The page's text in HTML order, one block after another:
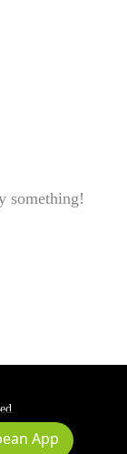
something!
App